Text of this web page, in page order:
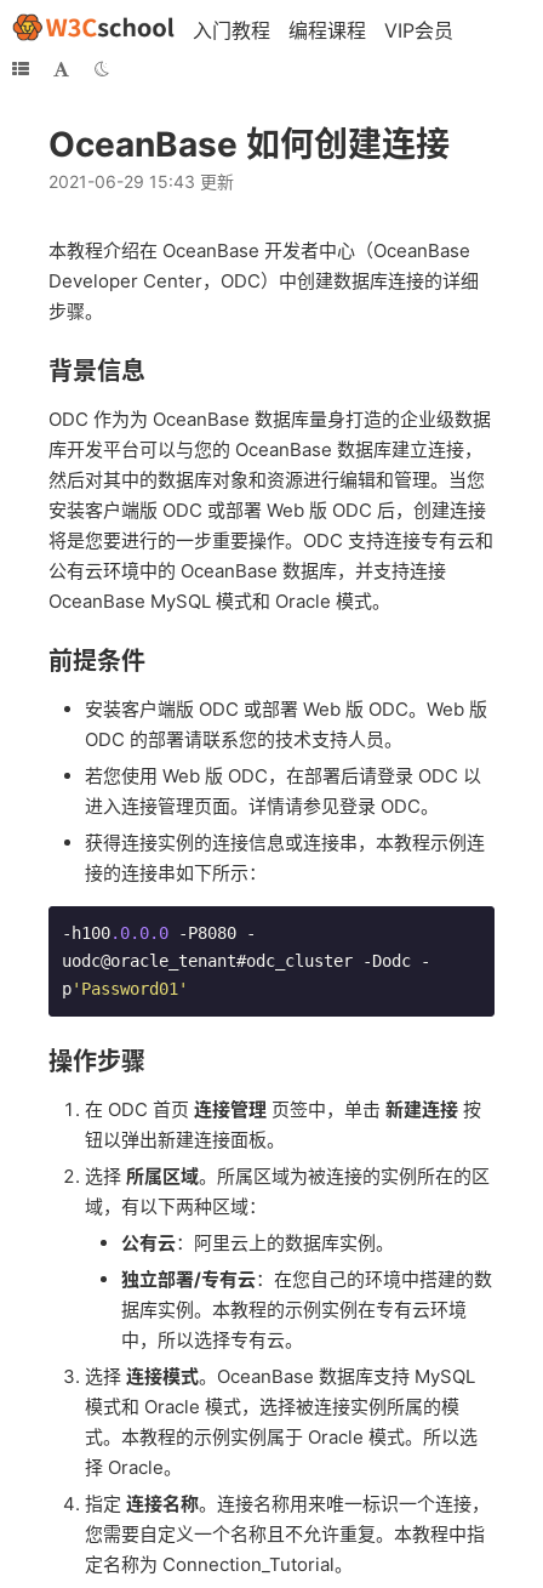
入门教程 编程课程 VIP会员
OceanBase 如何创建连接
2021-06-29 15:43 更新
本教程介绍在 OceanBase 开发者中心（OceanBase
Developer Center，ODC）中创建数据库连接的详细
步骤。
背景信息
ODC 作为为 OceanBase 数据库量身打造的企业级数据
库开发平台可以与您的 OceanBase 数据库建立连接，
然后对其中的数据库对象和资源进行编辑和管理。当您
安装客户端版 ODC 或部署 Web 版 ODC 后，创建连接
将是您要进行的一步重要操作。ODC 支持连接专有云和
公有云环境中的 OceanBase 数据库，并支持连接
OceanBase MySQL 模式和 Oracle 模式。
前提条件
安装客户端版 ODC 或部署 Web 版 ODC。Web 版
ODC 的部署请联系您的技术支持人员。
若您使用 Web 版 ODC，在部署后请登录 ODC 以
进入连接管理页面。详情请参见登录 ODC。
获得连接实例的连接信息或连接串，本教程示例连
接的连接串如下所示：
-h100.0.0.0 -P8080 -
uodc@oracle_tenant#odc_cluster -Dodc -
p'Password01'
操作步骤
在 ODC 首页 连接管理 页签中，单击 新建连接 按
钮以弹出新建连接面板。
选择 所属区域。所属区域为被连接的实例所在的区
域，有以下两种区域：
公有云：阿里云上的数据库实例。
独立部署/专有云：在您自己的环境中搭建的数
据库实例。本教程的示例实例在专有云环境
中，所以选择专有云。
选择 连接模式。OceanBase 数据库支持 MySQL
模式和 Oracle 模式，选择被连接实例所属的模
式。本教程的示例实例属于 Oracle 模式。所以选
择 Oracle。
指定 连接名称。连接名称用来唯一标识一个连接，
您需要自定义一个名称且不允许重复。本教程中指
定名称为 Connection_Tutorial。